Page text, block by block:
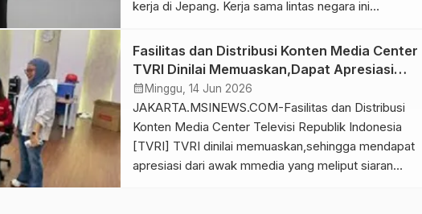
kerja di Jepang. Kerja sama lintas negara ini
(Kemnaker) dengan membuka pendaftaran Program
Pemagangan Jepang dan Pelatihan Kaigo melalui
platform Skillhub dalam ekosistem SIAPkerja. Direktur
Jenderal Pembinaan Pelatihan Vokasi dan
Produktivitas (Binalavotas) Kemnaker, Darmawansyah
mengatakan, program ini […]
Fasilitas dan Distribusi Konten Media Center
TVRI Dinilai Memuaskan,Dapat Apresiasi
Awak Media Massa
calendar_month Minggu, 14 Jun 2026
JAKARTA.MSINEWS.COM-Fasilitas dan Distribusi
Konten Media Center Televisi Republik Indonesia
[TVRI] TVRI dinilai memuaskan,sehingga mendapat
apresiasi dari awak mmedia yang meliput siaran